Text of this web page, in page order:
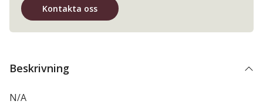
Kontakta oss
Beskrivning
N/A